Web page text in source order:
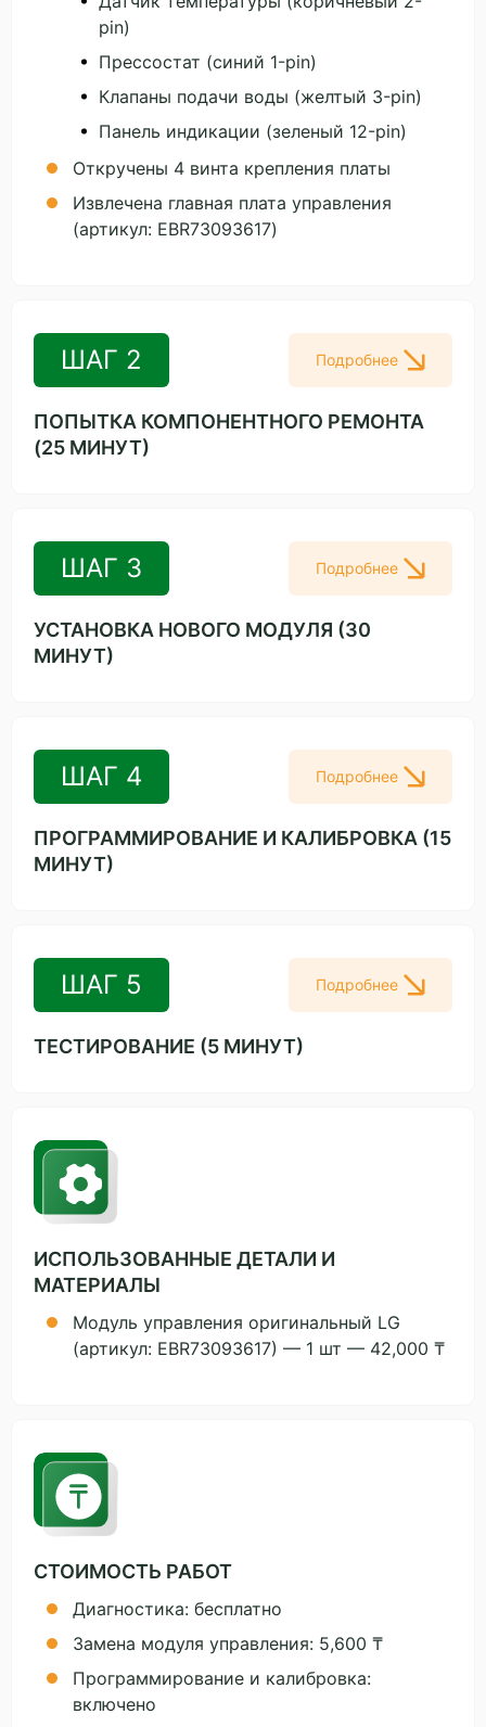
pin)
Прессостат (синий 1-pin)
Клапаны подачи воды (желтый 3-pin)
Панель индикации (зеленый 12-pin)
Откручены 4 винта крепления платы
Извлечена главная плата управления
(артикул: EBR73093617)
ШАГ 2 Подробнее
ПОПЫТКА КОМПОНЕНТНОГО РЕМОНТА
(25 МИНУТ)
ШАГ 3 Подробнее
УСТАНОВКА НОВОГО МОДУЛЯ (30
МИНУТ)
ШАГ 4 Подробнее
ПРОГРАММИРОВАНИЕ И КАЛИБРОВКА (15
МИНУТ)
ШАГ 5 Подробнее
ТЕСТИРОВАНИЕ (5 МИНУТ)
ИСПОЛЬЗОВАННЫЕ ДЕТАЛИ И
МАТЕРИАЛЫ
Модуль управления оригинальный LG
(артикул: EBR73093617) — 1 шт — 42,000 ₸
СТОИМОСТЬ РАБОТ
Диагностика: бесплатно
Замена модуля управления: 5,600 ₸
Программирование и калибровка:
включено